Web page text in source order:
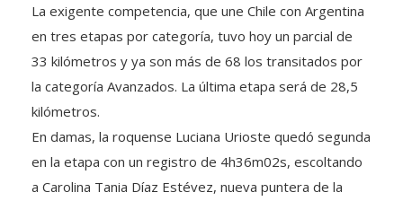
La exigente competencia, que une Chile con Argentina
en tres etapas por categoría, tuvo hoy un parcial de
33 kilómetros y ya son más de 68 los transitados por
la categoría Avanzados. La última etapa será de 28,5
kilómetros.
En damas, la roquense Luciana Urioste quedó segunda
en la etapa con un registro de 4h36m02s, escoltando
a Carolina Tania Díaz Estévez, nueva puntera de la